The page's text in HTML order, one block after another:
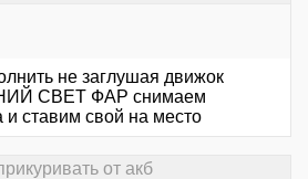
не заглушая движок
СВЕТ ФАР снимаем
и ставим свой на место
от акб